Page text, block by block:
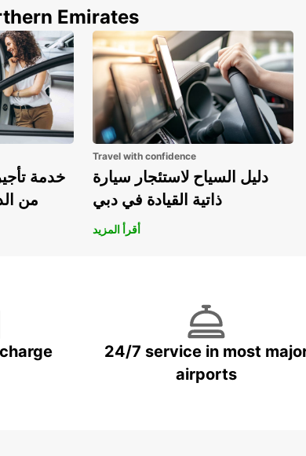
Emirates
خدمة
من
Travel with confidence
دليل السياح لاستئجار سيارة
ذاتية القيادة في دبي
أقرأ المزيد
24/7 service in most
airports